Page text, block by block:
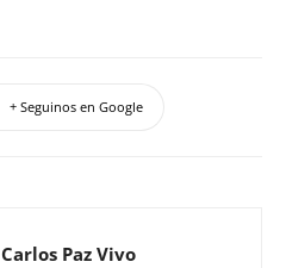
+ Seguinos en Google
Paz Vivo